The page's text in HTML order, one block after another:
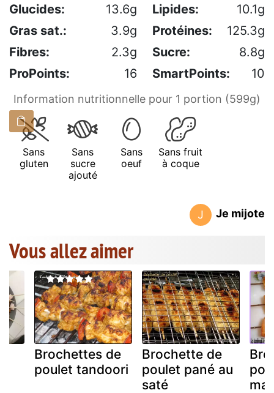
Glucides: 13.6g Lipides:
10.1g
Gras sat.:
3.9g Protéines:
125.3g
Fibres:
2.3g Sucre:
8.8g
ProPoints:
16 SmartPoints: 10
Information nutritionnelle pour 1 portion (599g)
Sans
gluten
Sans
sucre
ajouté
Sans
oeuf
Sans fruit
à coque
J Je mijote
Vous allez aimer
Brochettes de
poulet tandoori
Brochette de
poulet pané au
saté